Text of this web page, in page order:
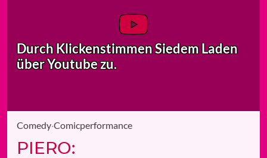
Durch Klickenstimmen Siedem Laden
über Youtube zu.
Comedy·Comicperformance
PIERO: